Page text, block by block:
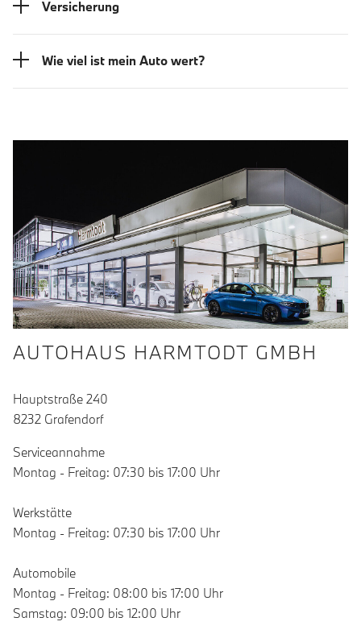
Versicherung
Wie viel ist mein Auto wert?
AUTOHAUS HARMTODT GMBH
Hauptstraße 240
8232 Grafendorf
Serviceannahme
Montag - Freitag: 07:30 bis 17:00 Uhr
Werkstätte
Montag - Freitag: 07:30 bis 17:00 Uhr
Automobile
Montag - Freitag: 08:00 bis 17:00 Uhr
Samstag: 09:00 bis 12:00 Uhr